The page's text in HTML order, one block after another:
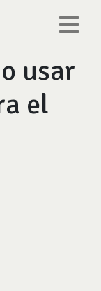
usar
el